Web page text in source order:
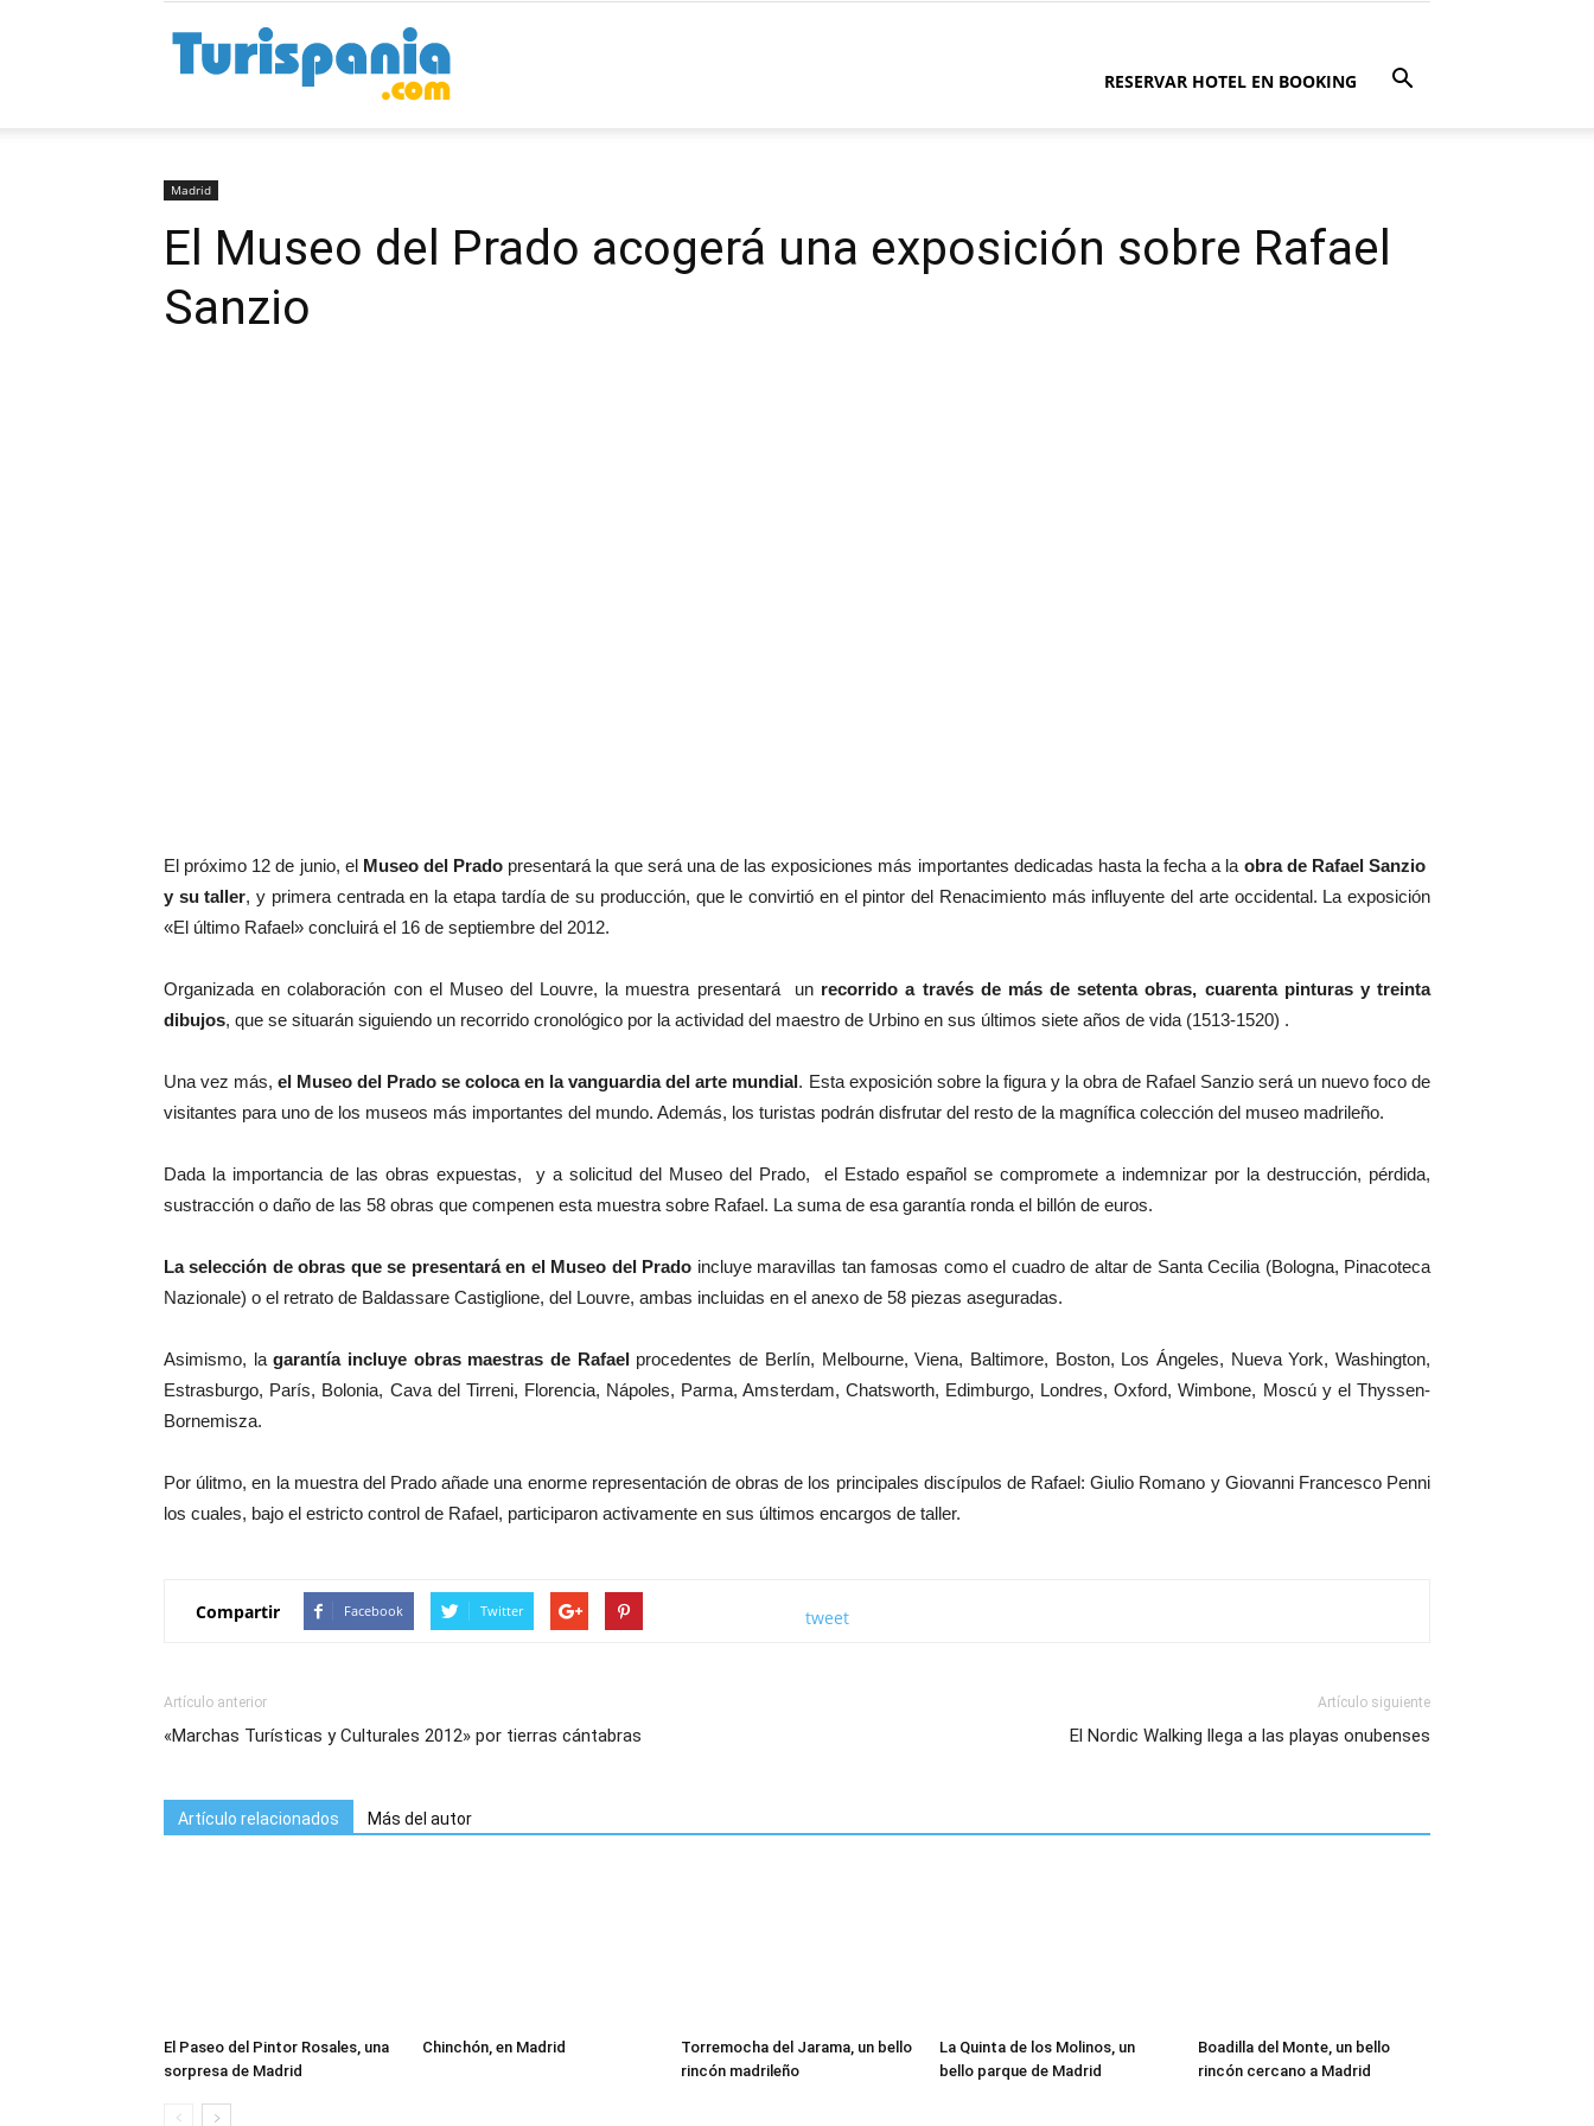
RESERVAR HOTEL EN BOOKING
Madrid
El Museo del Prado acogerá una exposición sobre Rafael
Sanzio
El próximo 12 de junio, el Museo del Prado presentará la que será una de las exposiciones más importantes dedicadas hasta la fecha a la obra de Rafael Sanzio
y su taller, y primera centrada en la etapa tardía de su producción, que le convirtió en el pintor del Renacimiento más influyente del arte occidental. La exposición
«El último Rafael» concluirá el 16 de septiembre del 2012.
Organizada en colaboración con el Museo del Louvre, la muestra presentará un recorrido a través de más de setenta obras, cuarenta pinturas y treinta
dibujos, que se situarán siguiendo un recorrido cronológico por la actividad del maestro de Urbino en sus últimos siete años de vida (1513-1520) .
Una vez más,el Museo del Prado se coloca en la vanguardia del arte mundial. Esta exposición sobre la figura y la obra de Rafael Sanzio será un nuevo foco de
visitantes para uno de los museos más importantes del mundo. Además, los turistas podrán disfrutar del resto de la magnífica colección del museo madrileño.
Dada la importancia de las obras expuestas, y a solicitud del Museo del Prado, el Estado español se compromete a indemnizar por la destrucción, pérdida,
sustracción o daño de las 58 obras que compenen esta muestra sobre Rafael. La suma de esa garantía ronda el billón de euros.
La selección de obras que se presentará en el Museo del Prado incluye maravillas tan famosas como el cuadro de altar de Santa Cecilia (Bologna, Pinacoteca
Nazionale) o el retrato de Baldassare Castiglione, del Louvre, ambas incluidas en el anexo de 58 piezas aseguradas.
Asimismo, lagarantía incluye obras maestras de Rafaelprocedentes de Berlín, Melbourne, Viena, Baltimore, Boston, Los Ángeles, Nueva York, Washington,
Estrasburgo, París, Bolonia, Cava del Tirreni, Florencia, Nápoles, Parma, Amsterdam, Chatsworth, Edimburgo, Londres, Oxford, Wimbone, Moscú y el Thyssen-
Bornemisza.
Por úlitmo, en la muestra del Prado añade una enorme representación de obras de los principales discípulos de Rafael: Giulio Romano y Giovanni Francesco Penni
los cuales, bajo el estricto control de Rafael, participaron activamente en sus últimos encargos de taller.
Compartir Facebook Twitter tweet
Artículo anterior
«Marchas Turísticas y Culturales 2012» por tierras cántabras
Artículo siguiente
El Nordic Walking llega a las playas onubenses
Artículo relacionados Más del autor
El Paseo del Pintor Rosales, una
sorpresa de Madrid
Chinchón, en Madrid
Torremocha del Jarama, un bello
rincón madrileño
La Quinta de los Molinos, un
bello parque de Madrid
Boadilla del Monte, un bello
rincón cercano a Madrid